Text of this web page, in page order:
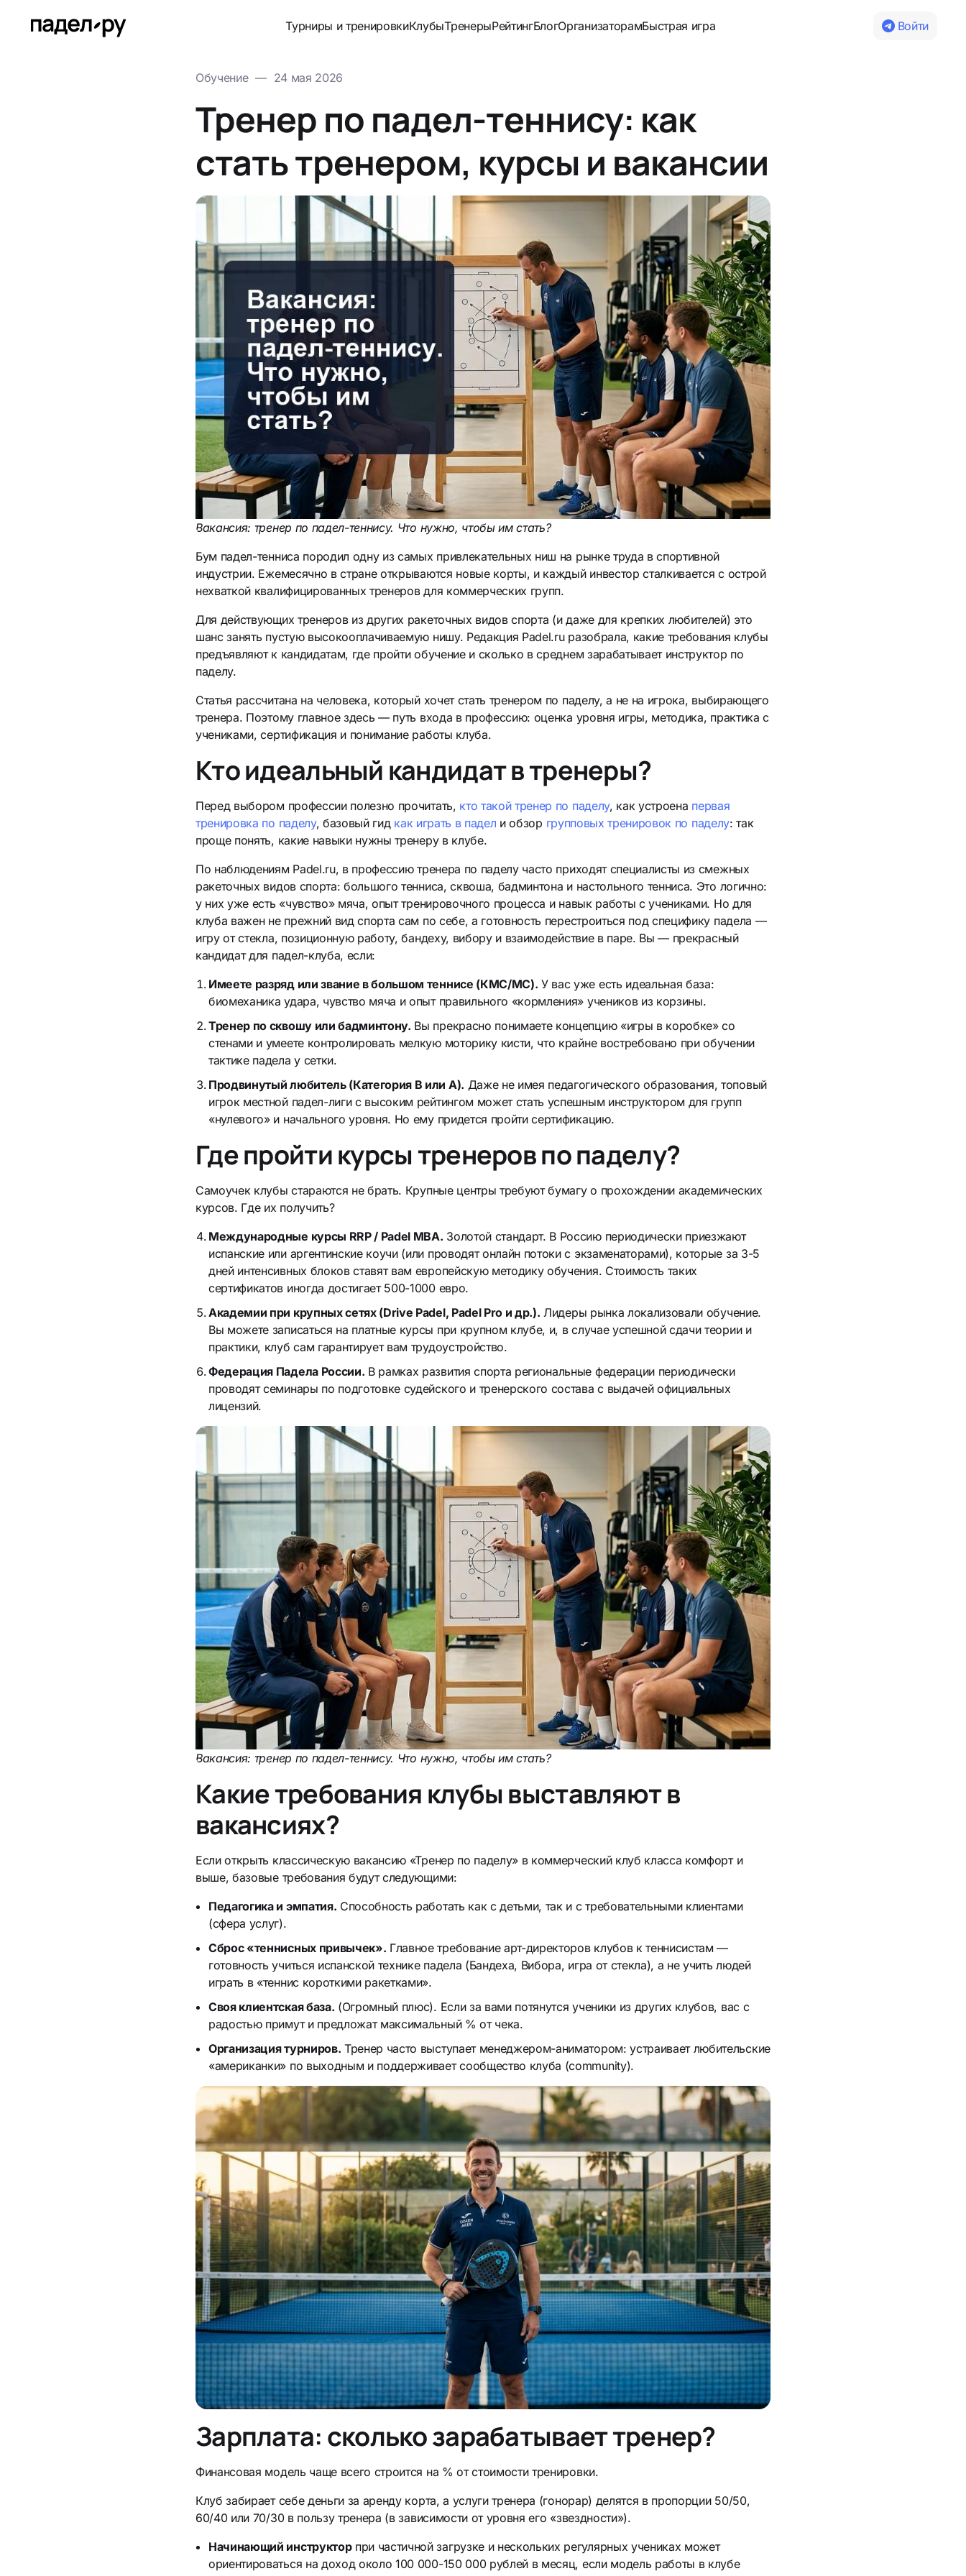
Турниры и тренировкиКлубыТренерыРейтингБлогОрганизаторамБыстрая игра Войти
Обучение — 24 мая 2026
Тренер по падел-теннису: как
стать тренером, курсы и вакансии
Вакансия: тренер по падел-теннису. Что нужно, чтобы им стать?
Бум падел-тенниса породил одну из самых привлекательных ниш на рынке труда в спортивной
индустрии. Ежемесячно в стране открываются новые корты, и каждый инвестор сталкивается с острой
нехваткой квалифицированных тренеров для коммерческих групп.
Для действующих тренеров из других ракеточных видов спорта (и даже для крепких любителей) это
шанс занять пустую высокооплачиваемую нишу. Редакция Padel.ru разобрала, какие требования клубы
предъявляют к кандидатам, где пройти обучение и сколько в среднем зарабатывает инструктор по
паделу.
Статья рассчитана на человека, который хочет стать тренером по паделу, а не на игрока, выбирающего
тренера. Поэтому главное здесь — путь входа в профессию: оценка уровня игры, методика, практика с
учениками, сертификация и понимание работы клуба.
Кто идеальный кандидат в тренеры?
Перед выбором профессии полезно прочитать, кто такой тренер по паделу, как устроена первая
тренировка по паделу, базовый гид как играть в падел и обзор групповых тренировок по паделу: так
проще понять, какие навыки нужны тренеру в клубе.
По наблюдениям Padel.ru, в профессию тренера по паделу часто приходят специалисты из смежных
ракеточных видов спорта: большого тенниса, сквоша, бадминтона и настольного тенниса. Это логично:
у них уже есть «чувство» мяча, опыт тренировочного процесса и навык работы с учениками. Но для
клуба важен не прежний вид спорта сам по себе, а готовность перестроиться под специфику падела —
игру от стекла, позиционную работу, бандеху, вибору и взаимодействие в паре. Вы — прекрасный
кандидат для падел-клуба, если:
Имеете разряд или звание в большом теннисе (КМС/МС). У вас уже есть идеальная база:
биомеханика удара, чувство мяча и опыт правильного «кормления» учеников из корзины.
Тренер по сквошу или бадминтону. Вы прекрасно понимаете концепцию «игры в коробке» со
стенами и умеете контролировать мелкую моторику кисти, что крайне востребовано при обучении
тактике падела у сетки.
Продвинутый любитель (Категория B или A). Даже не имея педагогического образования, топовый
игрок местной падел-лиги с высоким рейтингом может стать успешным инструктором для групп
«нулевого» и начального уровня. Но ему придется пройти сертификацию.
Где пройти курсы тренеров по паделу?
Самоучек клубы стараются не брать. Крупные центры требуют бумагу о прохождении академических
курсов. Где их получить?
Международные курсы RRP / Padel MBA. Золотой стандарт. В Россию периодически приезжают
испанские или аргентинские коучи (или проводят онлайн потоки с экзаменаторами), которые за 3-5
дней интенсивных блоков ставят вам европейскую методику обучения. Стоимость таких
сертификатов иногда достигает 500-1000 евро.
Академии при крупных сетях (Drive Padel, Padel Pro и др.). Лидеры рынка локализовали обучение.
Вы можете записаться на платные курсы при крупном клубе, и, в случае успешной сдачи теории и
практики, клуб сам гарантирует вам трудоустройство.
Федерация Падела России. В рамках развития спорта региональные федерации периодически
проводят семинары по подготовке судейского и тренерского состава с выдачей официальных
лицензий.
Вакансия: тренер по падел-теннису. Что нужно, чтобы им стать?
Какие требования клубы выставляют в
вакансиях?
Если открыть классическую вакансию «Тренер по паделу» в коммерческий клуб класса комфорт и
выше, базовые требования будут следующими:
Педагогика и эмпатия. Способность работать как с детьми, так и с требовательными клиентами
(сфера услуг).
Сброс «теннисных привычек». Главное требование арт-директоров клубов к теннисистам —
готовность учиться испанской технике падела (Бандеха, Вибора, игра от стекла), а не учить людей
играть в «теннис короткими ракетками».
Своя клиентская база. (Огромный плюс). Если за вами потянутся ученики из других клубов, вас с
радостью примут и предложат максимальный % от чека.
Организация турниров. Тренер часто выступает менеджером-аниматором: устраивает любительские
«американки» по выходным и поддерживает сообщество клуба (community).
Зарплата: сколько зарабатывает тренер?
Финансовая модель чаще всего строится на % от стоимости тренировки.
Клуб забирает себе деньги за аренду корта, а услуги тренера (гонорар) делятся в пропорции 50/50,
60/40 или 70/30 в пользу тренера (в зависимости от уровня его «звездности»).
Начинающий инструкторпри частичной загрузке и нескольких регулярных учениках может
ориентироваться на доход около 100 000-150 000 рублей в месяц, если модель работы в клубе